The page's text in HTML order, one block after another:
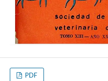
PDF